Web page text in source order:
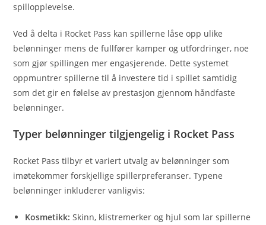
spillopplevelse.
Ved å delta i Rocket Pass kan spillerne låse opp ulike
belønninger mens de fullfører kamper og utfordringer, noe
som gjør spillingen mer engasjerende. Dette systemet
oppmuntrer spillerne til å investere tid i spillet samtidig
som det gir en følelse av prestasjon gjennom håndfaste
belønninger.
Typer belønninger tilgjengelig i Rocket Pass
Rocket Pass tilbyr et variert utvalg av belønninger som
imøtekommer forskjellige spillerpreferanser. Typene
belønninger inkluderer vanligvis:
Kosmetikk: Skinn, klistremerker og hjul som lar spillerne